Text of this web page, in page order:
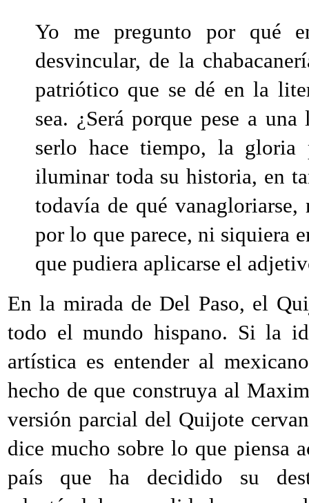
Yo me pregunto por qué
desvincular, de la
patriótico que se dé en la
sea. ¿Será porque pese a
serlo hace tiempo, la gloria
iluminar toda su historia, en
todavía de qué
por lo que parece, ni siquiera
que pudiera aplicarse el
En la mirada de Del Paso, el
todo el mundo hispano. Si la
artística es entender al
hecho de que construya al
versión parcial del Quijote
dice mucho sobre lo que piensa
país que ha decidido su